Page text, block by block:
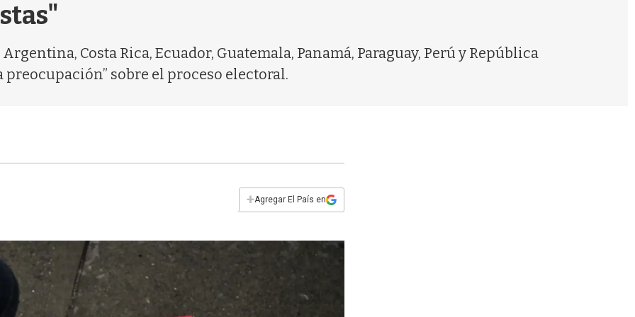
Costa Rica, Ecuador, Guatemala, Panamá, Paraguay, Perú y República
sobre el proceso electoral.
+Agregar El País en